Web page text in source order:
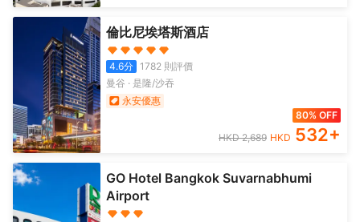
倫比尼埃塔斯酒店
4.6分 1782 則評價
曼谷 · 是隆/沙吞
永安優惠
80% OFF
HKD2,689 HKD 532+
GO Hotel Bangkok Suvarnabhumi
Airport